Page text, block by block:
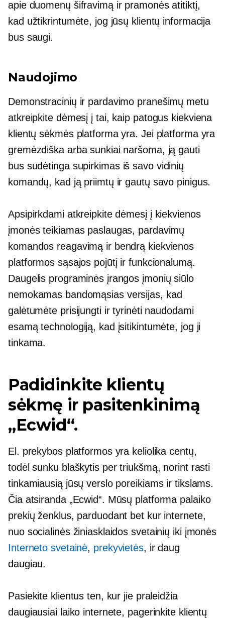
apie duomenų šifravimą ir pramonės atitiktį,
kad užtikrintumėte, jog jūsų klientų informacija
bus saugi.
Naudojimo
Demonstracinių ir pardavimo pranešimų metu
atkreipkite dėmesį į tai, kaip patogus kiekviena
klientų sėkmės platforma yra. Jei platforma yra
gremėzdiška arba sunkiai naršoma, ją gauti
bus sudėtinga supirkimasiš savo vidinių
komandų, kad ją priimtų ir gautų savo pinigus.
Apsipirkdami atkreipkite dėmesį į kiekvienos
įmonės teikiamas paslaugas, pardavimų
komandos reagavimą ir bendrą kiekvienos
platformos sąsajos pojūtį ir funkcionalumą.
Daugelis programinės įrangos įmonių siūlo
nemokamas bandomąsias versijas, kad
galėtumėte prisijungti ir tyrinėti naudodami
esamą technologiją, kad įsitikintumėte, jog ji
tinkama.
Padidinkite klientų
sėkmę ir pasitenkinimą
„Ecwid“.
El. prekybos platformos yra keliolika centų,
todėl sunku blaškytis per triukšmą, norint rasti
tinkamiausią jūsų verslo poreikiams ir tikslams.
Čia atsiranda „Ecwid“. Mūsų platforma palaiko
prekių ženklus, parduodant bet kur internete,
nuo socialinės žiniasklaidos svetainių iki įmonės
Interneto svetainė, prekyvietės, ir daug
daugiau.
Pasiekite klientus ten, kur jie praleidžia
daugiausiai laiko internete, pagerinkite klientų